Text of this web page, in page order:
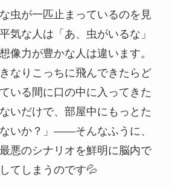
虫が一匹止まっているのを見
気な人は「あ、虫がいるな」
像力が豊かな人は違います。
なりこっちに飛んできたらど
いる間に口の中に入ってきた
いだけで、部屋中にもっとた
いか？」――そんなふうに、
悪のシナリオを鮮明に脳内で
てしまうのです💦